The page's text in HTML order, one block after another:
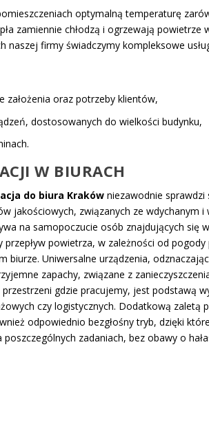
optymalną temperaturę
zamiennie chłodzą i ogrzewają powietrze
naszej firmy świadczymy kompleksowe
oraz potrzeby klientów,
dostosowanych do wielkości budynku,
W BIURACH
do biura Kraków niezawodnie
jakościowych, związanych ze wdychanym i
na samopoczucie osób znajdujących się
powietrza, w zależności od pogody
Uniwersalne urządzenia,
zapachy, związane z
gdzie pracujemy, jest podstawą
czy logistycznych. Dodatkową zaletą
odpowiednio bezgłośny tryb, dzięki
zadaniach, bez obawy o